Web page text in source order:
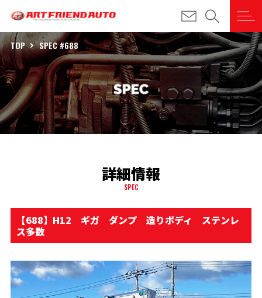
TOP SPEC #688
詳細情報
SPEC
【688】H12 ギガ ダンプ 造りボディ ステンレ
ス多数